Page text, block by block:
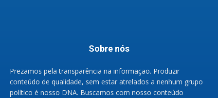
Sobre nós
Prezamos pela transparência na informação. Produzir
conteúdo de qualidade, sem estar atrelados a nenhum grupo
político é nosso DNA. Buscamos com nosso conteúdo